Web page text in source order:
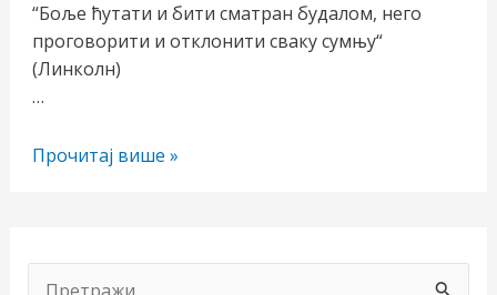
“Боље ћутати и бити сматран будалом, него
проговорити и отклонити сваку сумњу“
(Линколн)
…
Будала
Прочитај више »